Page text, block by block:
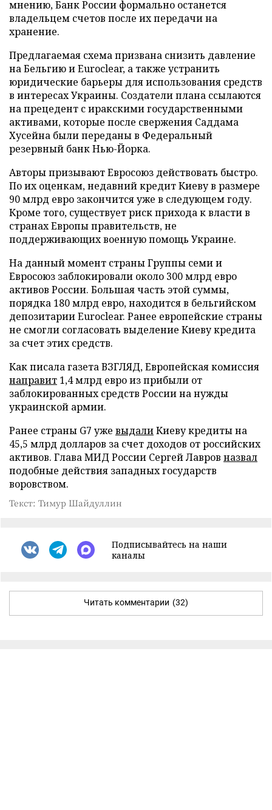
мнению, Банк России формально останется
владельцем счетов после их передачи на
хранение.
Предлагаемая схема призвана снизить давление
на Бельгию и Euroclear, а также устранить
юридические барьеры для использования средств
в интересах Украины. Создатели плана ссылаются
на прецедент с иракскими государственными
активами, которые после свержения Саддама
Хусейна были переданы в Федеральный
резервный банк Нью-Йорка.
Авторы призывают Евросоюз действовать быстро.
По их оценкам, недавний кредит Киеву в размере
90 млрд евро закончится уже в следующем году.
Кроме того, существует риск прихода к власти в
странах Европы правительств, не
поддерживающих военную помощь Украине.
На данный момент страны Группы семи и
Евросоюз заблокировали около 300 млрд евро
активов России. Большая часть этой суммы,
порядка 180 млрд евро, находится в бельгийском
депозитарии Euroclear. Ранее европейские страны
не смогли согласовать выделение Киеву кредита
за счет этих средств.
Как писала газета ВЗГЛЯД, Европейская комиссия
направит 1,4 млрд евро из прибыли от
заблокированных средств России на нужды
украинской армии.
Ранее страны G7 уже выдалиКиеву кредиты на
45,5 млрд долларов за счет доходов от российских
активов. Глава МИД России Сергей Лавров назвал
подобные действия западных государств
воровством.
Текст: Тимур Шайдуллин
Подписывайтесь на наши
каналы
Читать комментарии (32)